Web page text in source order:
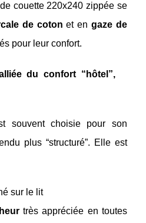
couette 220x240 zippée se
de coton et en gaze de
pour leur confort.
du confort “hôtel”,
souvent choisie pour son
plus “structuré”. Elle est
sur le lit
très appréciée en toutes